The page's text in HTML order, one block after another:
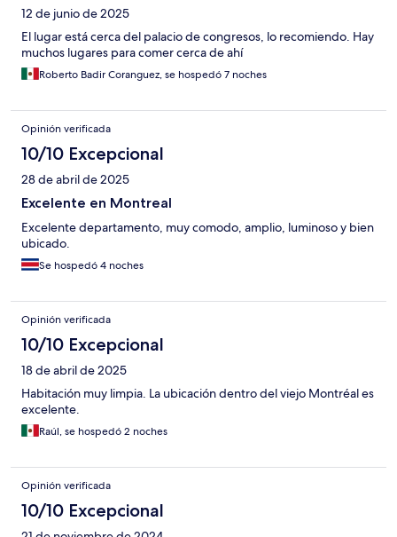
12 de junio de 2025
El lugar está cerca del palacio de congresos, lo recomiendo. Hay
muchos lugares para comer cerca de ahí
Roberto Badir Coranguez, se hospedó 7 noches
Opinión verificada
10/10 Excepcional
28 de abril de 2025
Excelente en Montreal
Excelente departamento, muy comodo, amplio, luminoso y bien
ubicado.
Se hospedó 4 noches
Opinión verificada
10/10 Excepcional
18 de abril de 2025
Habitación muy limpia. La ubicación dentro del viejo Montréal es
excelente.
Raúl, se hospedó 2 noches
Opinión verificada
10/10 Excepcional